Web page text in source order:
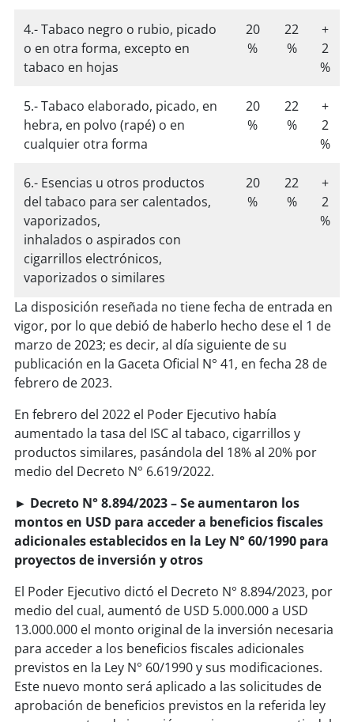
4.- Tabaco negro o rubio, picado
o en otra forma, excepto en
tabaco en hojas
20
%
22
%
+
2
%
5.- Tabaco elaborado, picado, en
hebra, en polvo (rapé) o en
cualquier otra forma
20
%
22
%
+
2
%
6.- Esencias u otros productos
del tabaco para ser calentados,
vaporizados,
inhalados o aspirados con
cigarrillos electrónicos,
vaporizados o similares
20
%
22
%
+
2
%
La disposición reseñada no tiene fecha de entrada en
vigor, por lo que debió de haberlo hecho dese el 1 de
marzo de 2023; es decir, al día siguiente de su
publicación en la Gaceta Oficial N° 41, en fecha 28 de
febrero de 2023.
En febrero del 2022 el Poder Ejecutivo había
aumentado la tasa del ISC al tabaco, cigarrillos y
productos similares, pasándola del 18% al 20% por
medio del Decreto N° 6.619/2022.
► Decreto N° 8.894/2023 – Se aumentaron los
montos en USD para acceder a beneficios fiscales
adicionales establecidos en la Ley N° 60/1990 para
proyectos de inversión y otros
El Poder Ejecutivo dictó el Decreto N° 8.894/2023, por
medio del cual, aumentó de USD 5.000.000 a USD
13.000.000 el monto original de la inversión necesaria
para acceder a los beneficios fiscales adicionales
previstos en la Ley N° 60/1990 y sus modificaciones.
Este nuevo monto será aplicado a las solicitudes de
aprobación de beneficios previstos en la referida ley